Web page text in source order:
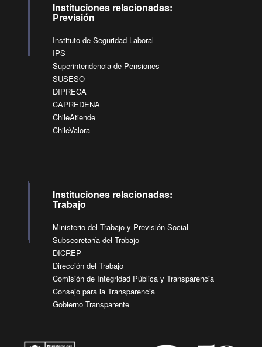
Instituciones relacionadas:
Previsión
Instituto de Seguridad Laboral
IPS
Superintendencia de Pensiones
SUSESO
DIPRECA
CAPREDENA
ChileAtiende
ChileValora
Instituciones relacionadas:
Trabajo
Ministerio del Trabajo y Previsión Social
Subsecretaría del Trabajo
DICREP
Dirección del Trabajo
Comisión de Integridad Pública y Transparencia
Consejo para la Transparencia
Gobierno Transparente